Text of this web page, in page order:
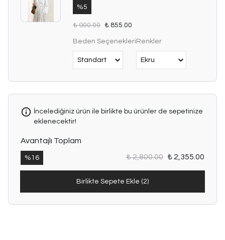
%5
₺ 900.00 ₺ 855.00
Beden SeçenekleriRenkler
İncelediğiniz ürün ile birlikte bu ürünler de sepetinize
eklenecektir!
Avantajlı Toplam
% 16 ₺ 2,800.00 ₺ 2,355.00
Birlikte Sepete Ekle (2)